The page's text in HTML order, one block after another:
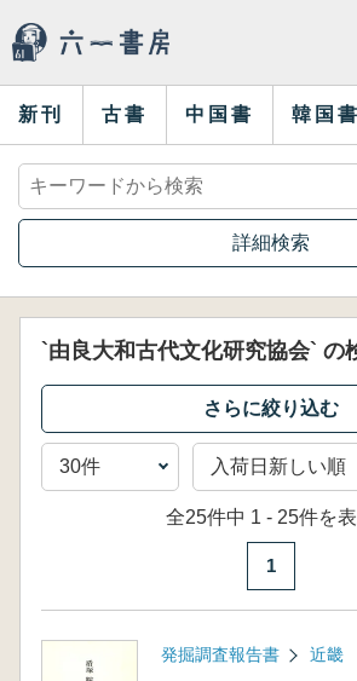
新刊 古書 中国書 韓国書
詳細検索
`由良大和古代文化研究協会` の
全25件中 1 - 25件を
1
発掘調査報告書 近畿